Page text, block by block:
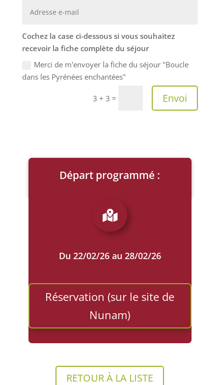
Cochez la case ci-dessous si vous souhaitez
recevoir la fiche complète du séjour
Merci de m'envoyer la fiche du séjour "Boucle
dans les Pyrénées enchantées"
3 + 3 = Envoi
Départ programmé :
RETOUR À LA LISTE

Du 22/02/26 au 28/02/26
Réservation (sur le site de
Nunam)
RETOUR À LA LISTE